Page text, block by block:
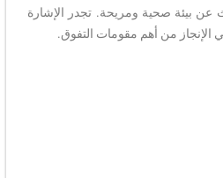
عن بيئة صحية ومريحة. تجدر الإشارة
الإنجاز من أهم مقومات التفوق.